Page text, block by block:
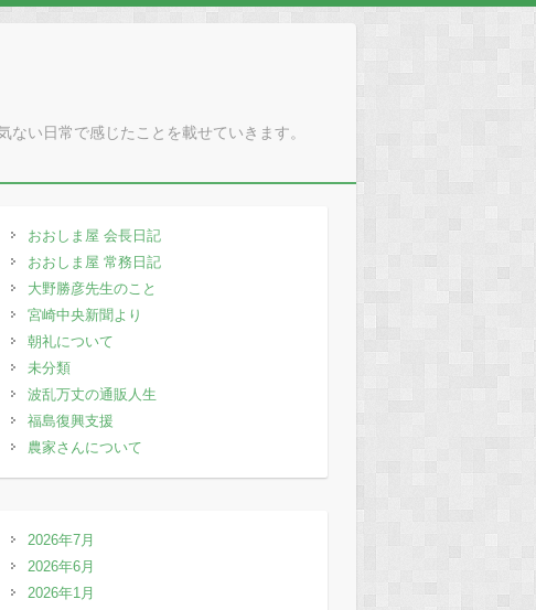
い日常で感じたことを載せていきます。
おおしま屋 会長日記
おおしま屋 常務日記
大野勝彦先生のこと
宮崎中央新聞より
朝礼について
未分類
波乱万丈の通販人生
福島復興支援
農家さんについて
2026年7月
2026年6月
2026年1月